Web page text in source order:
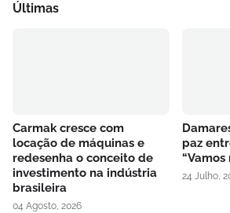
Últimas
Carmak cresce com
locação de máquinas e
redesenha o conceito de
investimento na indústria
brasileira
04 Agosto, 2026
paz
24 Julho,